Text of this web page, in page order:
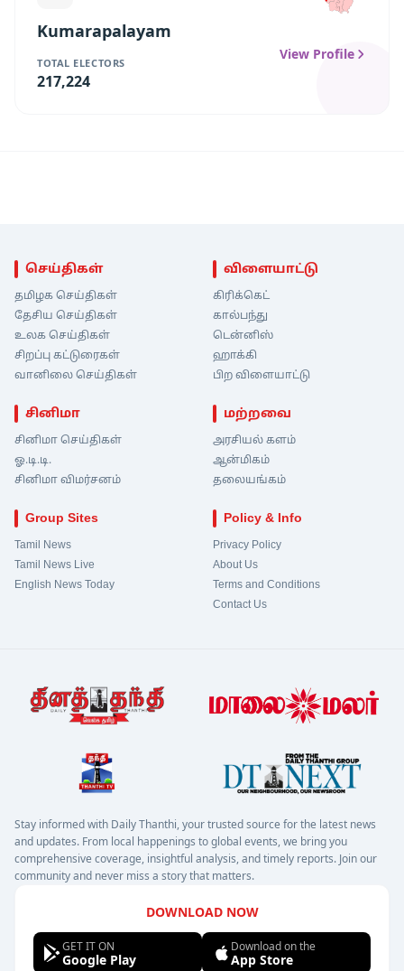
Kumarapalayam
TOTAL ELECTORS
217,224
View Profile
செய்திகள்
தமிழக செய்திகள்
தேசிய செய்திகள்
உலக செய்திகள்
சிறப்பு கட்டுரைகள்
வானிலை செய்திகள்
விளையாட்டு
கிரிக்கெட்
கால்பந்து
டென்னிஸ்
ஹாக்கி
பிற விளையாட்டு
சினிமா
சினிமா செய்திகள்
ஓ.டி.டி.
சினிமா விமர்சனம்
மற்றவை
அரசியல் களம்
ஆன்மிகம்
தலையங்கம்
Group Sites
Tamil News
Tamil News Live
English News Today
Policy & Info
Privacy Policy
About Us
Terms and Conditions
Contact Us
Stay informed with Daily Thanthi, your trusted source for the latest news
and updates. From local happenings to global events, we bring you
comprehensive coverage, insightful analysis, and timely reports. Join our
community and never miss a story that matters.
DOWNLOAD NOW
GET IT ON
Google Play
Download on the
App Store